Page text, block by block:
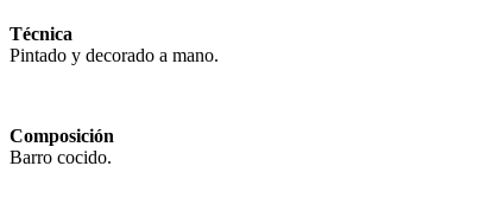
Técnica
Pintado y decorado a mano.
Composición
Barro cocido.